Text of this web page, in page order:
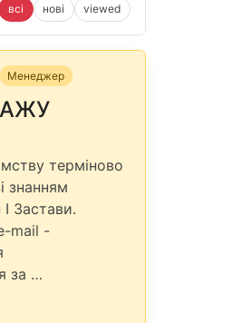
всі нові viewed
Менеджер
терміново
знанням
I Застави.
mail -
за …